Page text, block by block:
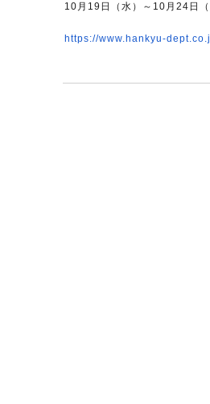
10月19日（水）～10月24日（
https://www.hankyu-